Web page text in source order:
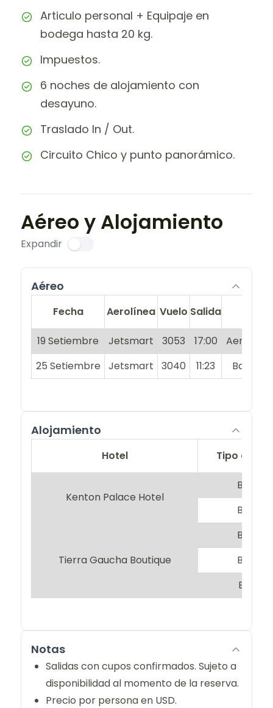
Articulo personal + Equipaje en
bodega hasta 20 kg.
Impuestos.
6 noches de alojamiento con
desayuno.
Traslado In / Out.
Circuito Chico y punto panorámico.
Aéreo y Alojamiento
Expandir
Aéreo
Fecha Aerolínea Vuelo Salida
19 Setiembre Jetsmart 3053 17:00
25 Setiembre Jetsmart 3040 11:23
Alojamiento
Hotel Tipo de
Kenton Palace Hotel
Base
Base
Tierra Gaucha Boutique
Base
Base
Base
Notas
Salidas con cupos confirmados. Sujeto a
disponibilidad al momento de la reserva.
Precio por persona en USD.